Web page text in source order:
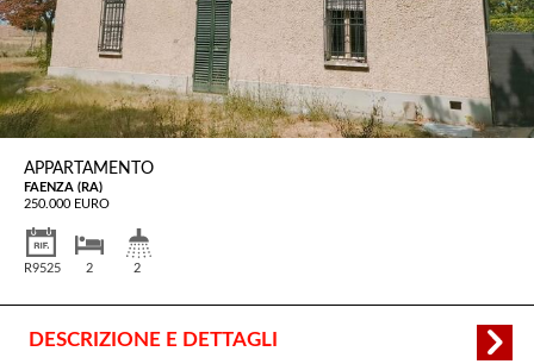
APPARTAMENTO
FAENZA (RA)
250.000 EURO
R9525 2 2
DESCRIZIONE E DETTAGLI